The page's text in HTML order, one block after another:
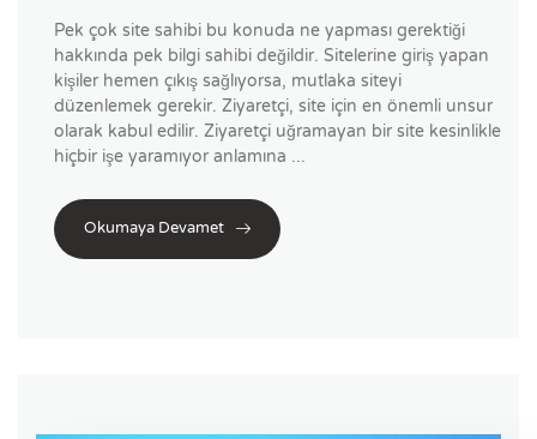
Pek çok site sahibi bu konuda ne yapması gerektiği
hakkında pek bilgi sahibi değildir. Sitelerine giriş yapan
kişiler hemen çıkış sağlıyorsa, mutlaka siteyi
düzenlemek gerekir. Ziyaretçi, site için en önemli unsur
olarak kabul edilir. Ziyaretçi uğramayan bir site kesinlikle
hiçbir işe yaramıyor anlamına ...
Okumaya Devamet